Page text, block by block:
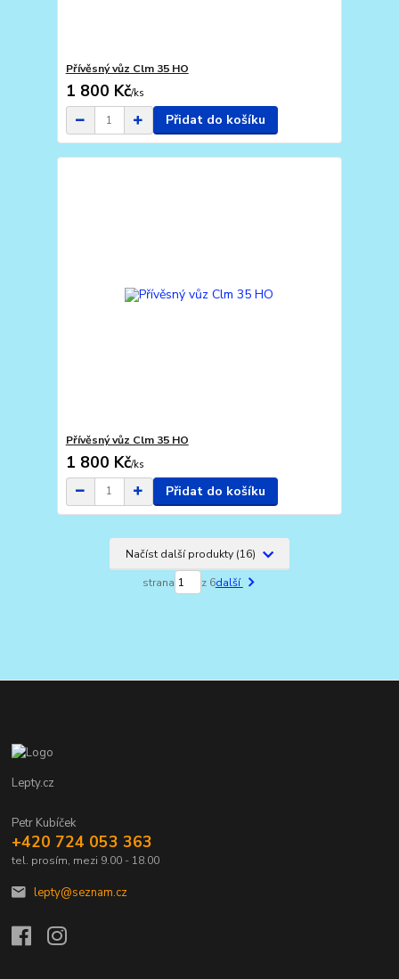
Přívěsný vůz Clm 35 HO
1 800 Kč/ks
Přidat do košíku
Přívěsný vůz Clm 35 HO
1 800 Kč/ks
Přidat do košíku
Načíst další produkty (16)
strana z 6další
Lepty.cz
Petr Kubíček
+420 724 053 363
tel. prosím, mezi 9.00 - 18.00
lepty@seznam.cz